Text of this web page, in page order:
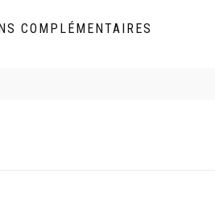
COMPLÉMENTAIRES